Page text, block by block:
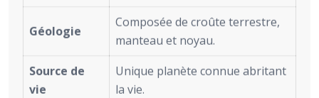
Géologie
Composée de croûte terrestre,
manteau et noyau.
Source de
vie
Unique planète connue abritant
la vie.